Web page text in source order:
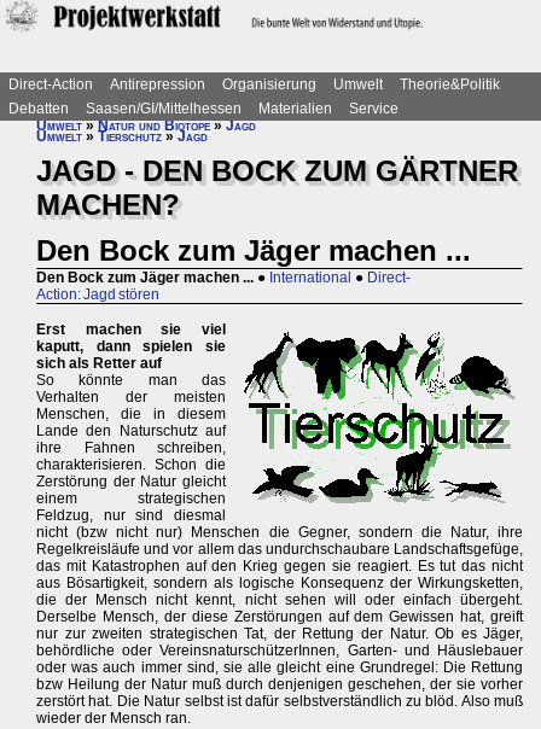
Direct-Action Antirepression Organisierung Umwelt
Theorie&Politik
Debatten
Saasen/GI/Mittelhessen Materialien
Service
Umwelt»Natur und Biotope»Jagd
Umwelt » Tierschutz » Jagd
JAGD - DEN BOCK ZUM GÄRTNER
MACHEN?
Den Bock zum Jäger machen ...
Den Bock zum Jäger machen ... ● International ● Direct-
Action: Jagd stören
Erst machen sie viel
kaputt, dann spielen sie
sich als Retter auf
So könnte man das
Verhalten der meisten
Menschen, die in diesem
Lande den Naturschutz auf
ihre Fahnen schreiben,
charakterisieren. Schon die
Zerstörung der Natur gleicht
einem strategischen
Feldzug, nur sind diesmal
nicht (bzw nicht nur) Menschen die Gegner, sondern die Natur, ihre
Regelkreisläufe und vor allem das undurchschaubare Landschaftsgefüge,
das mit Katastrophen auf den Krieg gegen sie reagiert. Es tut das nicht
aus Bösartigkeit, sondern als logische Konsequenz der Wirkungsketten,
die der Mensch nicht kennt, nicht sehen will oder einfach übergeht.
Derselbe Mensch, der diese Zerstörungen auf dem Gewissen hat, greift
nur zur zweiten strategischen Tat, der Rettung der Natur. Ob es Jäger,
behördliche oder VereinsnaturschützerInnen, Garten- und Häuslebauer
oder was auch immer sind, sie alle gleicht eine Grundregel: Die Rettung
bzw Heilung der Natur muß durch denjenigen geschehen, der sie vorher
zerstört hat. Die Natur selbst ist dafür selbstverständlich zu blöd. Also muß
wieder der Mensch ran.